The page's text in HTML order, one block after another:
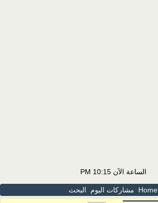
الساعة الآن10:15 PM
Home مشاركات اليوم البحث